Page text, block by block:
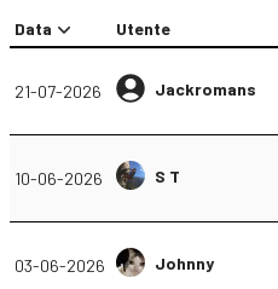
Data Utente
21-07-2026 Jackromans
10-06-2026 S T
03-06-2026 Johnny